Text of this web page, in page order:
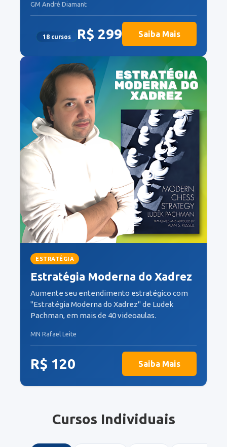
GM André Diamant
18 cursos R$ 299 Saiba Mais
ESTRATÉGIA
Estratégia Moderna do Xadrez
Aumente seu entendimento estratégico com
"Estratégia Moderna do Xadrez" de Ludek
Pachman, em mais de 40 videoaulas.
MN Rafael Leite
R$ 120 Saiba Mais
Cursos Individuais